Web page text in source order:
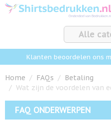
Ga naar de inhoud
Alle
Klanten beoordelen ons
Home / FAQs / Betaling
/ Wat zijn de voordelen van
FAQ ONDERWERPEN